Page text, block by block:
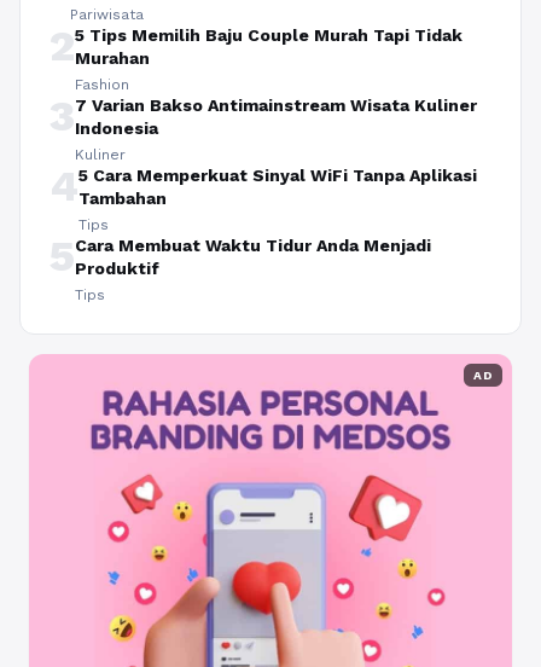
Pariwisata
25 Tips Memilih Baju Couple Murah Tapi Tidak
Murahan
Fashion
37 Varian Bakso Antimainstream Wisata Kuliner
Indonesia
Kuliner
45 Cara Memperkuat Sinyal WiFi Tanpa Aplikasi
Tambahan
Tips
5Cara Membuat Waktu Tidur Anda Menjadi
Produktif
Tips
AD